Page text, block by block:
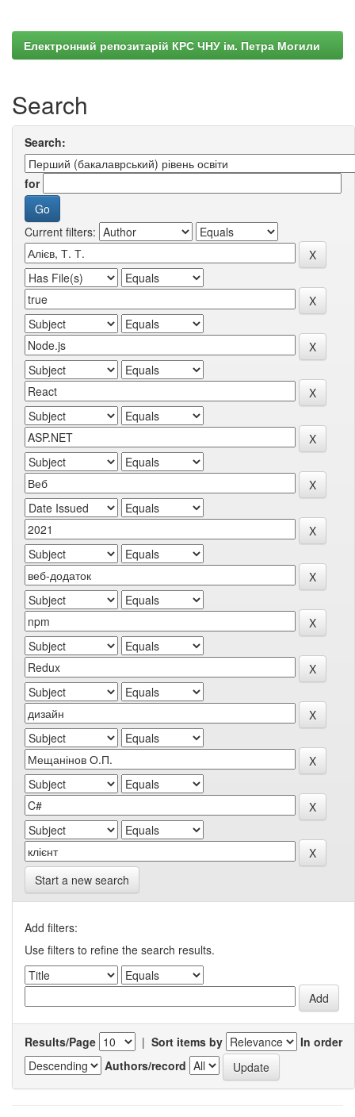
Електронний репозитарій КРС ЧНУ ім. Петра Могили
Search
Search:
for
Current filters:
Start a new search
Add filters:
Use filters to refine the search results.
Results/Page | Sort items by
In order
Authors/record